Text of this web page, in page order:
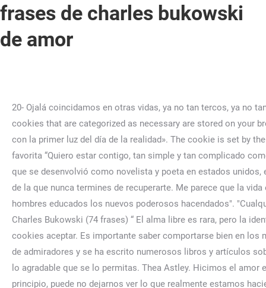
frases de charles bukowski
de amor
20- Ojalá coincidamos en otras vidas, ya no tan tercos, ya no tan jóvenes, ya no tan ciegos ni testarudos, ya sin razones sino pasiones, ya sin orgullo ni pretensiones. Out of these, the cookies that are categorized as necessary are stored on your browser as they are essential for the working of basic functionalities of the website. El amor es una niebla que se incendia con la primer luz del día de la realidad». The cookie is set by the GDPR Cookie Consent plugin and is used to store whether or not user has consented to the use of cookies. Mi frase favorita “Quiero estar contigo, tan simple y tan complicado como eso”, Hola. Heinrich Karl Bukowski, o solo conocido como Charles Bukowski, fue un popular escritor de origen alemán, que se desenvolvió como novelista y poeta en estados unidos, escribiendo obras por las que se hizo altamente reconocido. Cuando cerraron nos fuimos a donde yo vivía. Una enfermedad de la que nunca termines de recuperarte. Me parece que la vida está totalmente desprovista de interés, y esto lo sentía especialmente cuando … "La educación era la nueva divinidad, y los hombres educados los nuevos poderosos hacendados". "Cualquier cosa puede volver loco a un hombre porque la sociedad se asienta en bases falsas". WebFrases y Citas Célebres de Charles Bukowski (74 frases) “ El alma libre es rara, pero la identificas fácilmente cuando la ves. By clicking “Accept All”, you consent to the use of ALL the cookies. Elige qué tipo de cookies aceptar. Es importante saber comportarse bien en los momentos malos que nos toque atravesar en la vida. Después de su muerte en 1994 sigue siendo un autor seguido por miles de admiradores y se ha escrito numerosos libros y artículos sobre su estilo y vida. En Diario Femenino hemos … 54- Eso era todo lo que un hombre necesitaba: esperanza. . La vida es todo lo agradable que se lo permitas. Thea Astley. Hicimos el amor en medio de la tristeza. "El amor se quema con el primer sol de la realidad". El entusiasmo con el que hacemos algo al principio, puede no dejarnos ver lo que realmente estamos haciendo. Estamos aquí para matar en la guerra". Continue with Recommended Cookies, Fecha de nacimiento: 16. “Porque yo quiero a todo el mundo, te deseo a ti, a ti, a esa. To view the purposes they believe they have legitimate interest for, or to object to this data processing use the vendor list link below. Hay personas que nos cautivan con su mirada. El amor es una niebla que quema con la primera luz del día de la realidad.". … WebComenta la frase Comenta o opina sobre esta frase de la temática Amor que dijo el famoso autor Charles Bukowski en su día. These cookies help provide information on metrics the number of visitors, bounce rate, traffic source, etc. El mundo de hoy nos impulsa siempre a querer más, a no conformarnos con nada. [Etiqueta: locura ] más sobre esta frase ››. Vamos, la gente no quiere amor; la gente quiere triunfar, y una de las cosas en las que puede hacerlo es en el amor.“, „Era un mundo lleno de canciones de amor espantosas.“, „¿Qué es el amor? I took this photograph in 1988. Copiar frase Estamos aquí para matar la guerra. Recuperado de: https://www.lifeder.com/frases-de-charles-bukowski/. Frases de Bukowski Charles Bukowski nació un día como hoy, ... Las personas sin moral a menudo se consideran a sí mismos más libres, pero la mayoría eran incapaces de sentir odio o amor. "Beber es algo emocional.